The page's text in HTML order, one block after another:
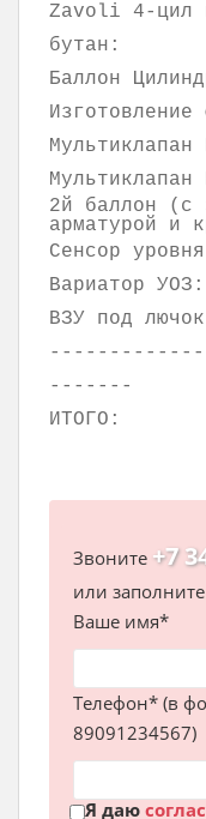
Zavoli 4-цил
бутан:
Баллон
Изготовление
2й баллон (с
арматурой и
Сенсор
Вариатор УОЗ:
ВЗУ под
-------
ИТОГО:
Звоните +7
или
Ваше имя*
Телефон* (в
89091234567)
Я даю